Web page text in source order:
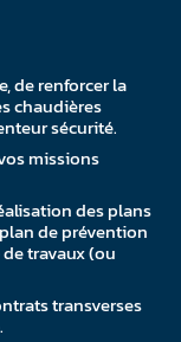
de renforcer la
chaudières
sécurité.
missions
des plans
de prévention
travaux (ou
transverses